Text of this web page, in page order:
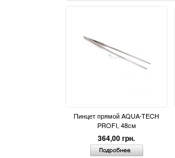
Пинцет прямой AQUA-TECH
PROFI, 48см
364,00 грн.